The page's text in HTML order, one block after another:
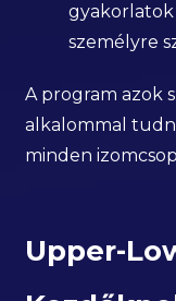
személyre
A program azok
alkalommal
minden
Upper-